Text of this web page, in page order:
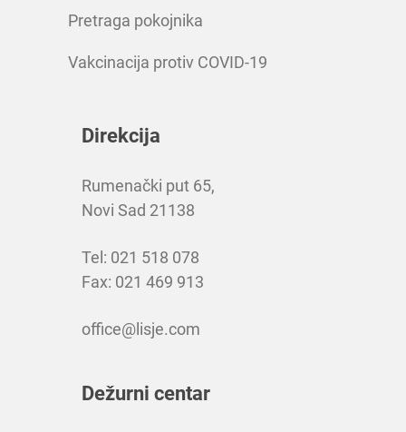
Pretraga pokojnika
Vakcinacija protiv COVID-19
Direkcija
Rumenački put 65,
Novi Sad 21138
Tel: 021 518 078
Fax: 021 469 913
office@lisje.com
Dežurni centar